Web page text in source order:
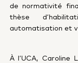
de normativité
thèse
automatisation et
À l’UCA, Caroline